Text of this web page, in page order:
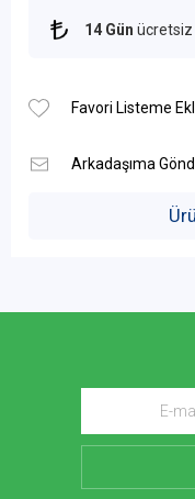
14 Gün ücretsiz